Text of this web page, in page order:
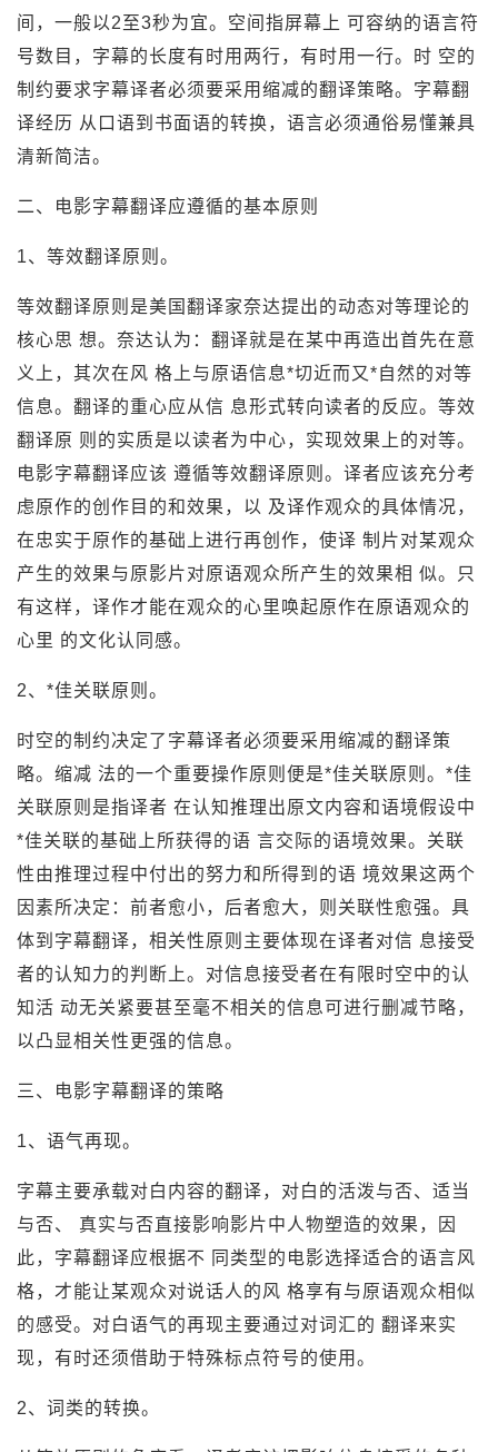
间，一般以2至3秒为宜。空间指屏幕上 可容纳的语言符
号数目，字幕的长度有时用两行，有时用一行。时 空的
制约要求字幕译者必须要采用缩减的翻译策略。字幕翻
译经历 从口语到书面语的转换，语言必须通俗易懂兼具
清新简洁。
二、电影字幕翻译应遵循的基本原则
1、等效翻译原则。
等效翻译原则是美国翻译家奈达提出的动态对等理论的
核心思 想。奈达认为：翻译就是在某中再造出首先在意
义上，其次在风 格上与原语信息*切近而又*自然的对等
信息。翻译的重心应从信 息形式转向读者的反应。等效
翻译原 则的实质是以读者为中心，实现效果上的对等。
电影字幕翻译应该 遵循等效翻译原则。译者应该充分考
虑原作的创作目的和效果，以 及译作观众的具体情况，
在忠实于原作的基础上进行再创作，使译 制片对某观众
产生的效果与原影片对原语观众所产生的效果相 似。只
有这样，译作才能在观众的心里唤起原作在原语观众的
心里 的文化认同感。
2、*佳关联原则。
时空的制约决定了字幕译者必须要采用缩减的翻译策
略。缩减 法的一个重要操作原则便是*佳关联原则。*佳
关联原则是指译者 在认知推理出原文内容和语境假设中
*佳关联的基础上所获得的语 言交际的语境效果。关联
性由推理过程中付出的努力和所得到的语 境效果这两个
因素所决定：前者愈小，后者愈大，则关联性愈强。具
体到字幕翻译，相关性原则主要体现在译者对信 息接受
者的认知力的判断上。对信息接受者在有限时空中的认
知活 动无关紧要甚至毫不相关的信息可进行删减节略，
以凸显相关性更强的信息。
三、电影字幕翻译的策略
1、语气再现。
字幕主要承载对白内容的翻译，对白的活泼与否、适当
与否、 真实与否直接影响影片中人物塑造的效果，因
此，字幕翻译应根据不 同类型的电影选择适合的语言风
格，才能让某观众对说话人的风 格享有与原语观众相似
的感受。对白语气的再现主要通过对词汇的 翻译来实
现，有时还须借助于特殊标点符号的使用。
2、词类的转换。